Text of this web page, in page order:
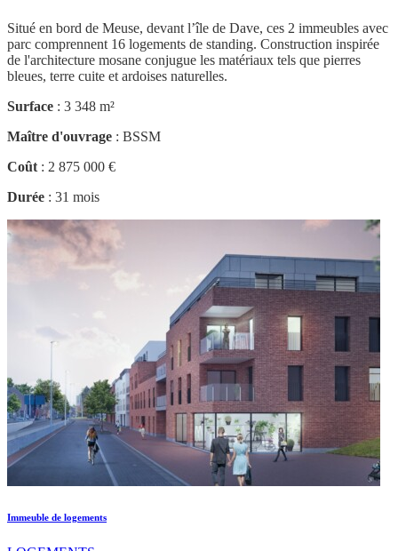
Situé en bord de Meuse, devant l’île de Dave, ces 2 immeubles avec
parc comprennent 16 logements de standing. Construction inspirée
de l'architecture mosane conjugue les matériaux tels que pierres
bleues, terre cuite et ardoises naturelles.
Surface : 3 348 m²
Maître d'ouvrage : BSSM
Coût : 2 875 000 €
Durée : 31 mois
Immeuble de logements